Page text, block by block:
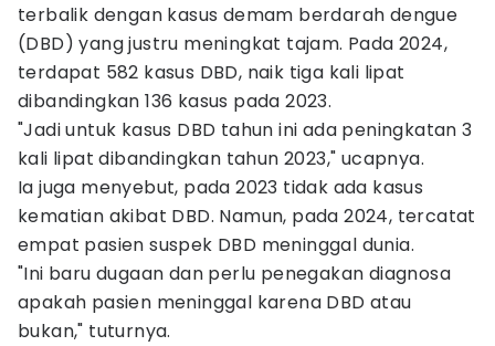
terbalik dengan kasus demam berdarah dengue
(DBD) yang justru meningkat tajam. Pada 2024,
terdapat 582 kasus DBD, naik tiga kali lipat
dibandingkan 136 kasus pada 2023.
"Jadi untuk kasus DBD tahun ini ada peningkatan 3
kali lipat dibandingkan tahun 2023," ucapnya.
Ia juga menyebut, pada 2023 tidak ada kasus
kematian akibat DBD. Namun, pada 2024, tercatat
empat pasien suspek DBD meninggal dunia.
"Ini baru dugaan dan perlu penegakan diagnosa
apakah pasien meninggal karena DBD atau
bukan," tuturnya.